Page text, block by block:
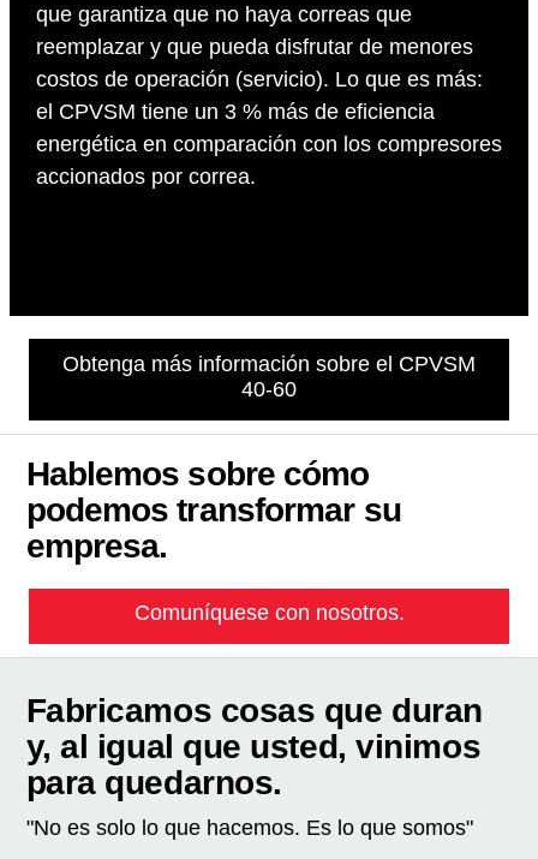
que garantiza que no haya correas que
reemplazar y que pueda disfrutar de menores
costos de operación (servicio). Lo que es más:
el CPVSM tiene un 3 % más de eficiencia
energética en comparación con los compresores
accionados por correa.
Obtenga más información sobre el CPVSM
40-60
Hablemos sobre cómo
podemos transformar su
empresa.
Comuníquese con nosotros.
Fabricamos cosas que duran
y, al igual que usted, vinimos
para quedarnos.
"No es solo lo que hacemos. Es lo que somos"